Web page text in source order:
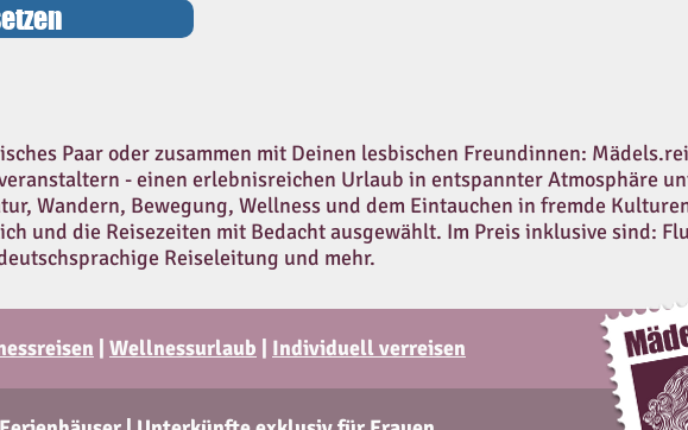
Paar oder zusammen mit Deinen lesbischen Freundinnen:
- einen erlebnisreichen Urlaub in entspannter Atmosphäre
Wandern, Bewegung, Wellness und dem Eintauchen in fremde
und die Reisezeiten mit Bedacht ausgewählt. Im Preis inklusive sind:
Reiseleitung und mehr.
Wellnessurlaub Individuell verreisen